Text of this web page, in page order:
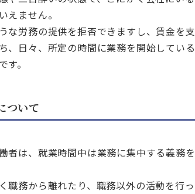
えません。
な労務の提供を拒否できますし、賃金を
、日々、所定の時間に業務を開始してい
。
ついて
者は、就業時間中は業務に集中する義務
職務から離れたり、職務以外の活動を行